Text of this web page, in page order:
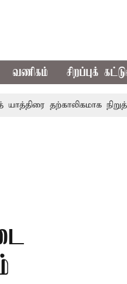
வணிகம் சிறப்புக்
தற்காலிகமாக நிறுத்தம்